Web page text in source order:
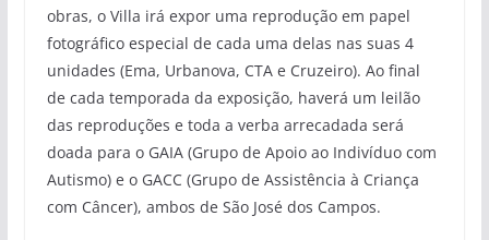
obras, o Villa irá expor uma reprodução em papel
fotográfico especial de cada uma delas nas suas 4
unidades (Ema, Urbanova, CTA e Cruzeiro). Ao final
de cada temporada da exposição, haverá um leilão
das reproduções e toda a verba arrecadada será
doada para o GAIA (Grupo de Apoio ao Indivíduo com
Autismo) e o GACC (Grupo de Assistência à Criança
com Câncer), ambos de São José dos Campos.